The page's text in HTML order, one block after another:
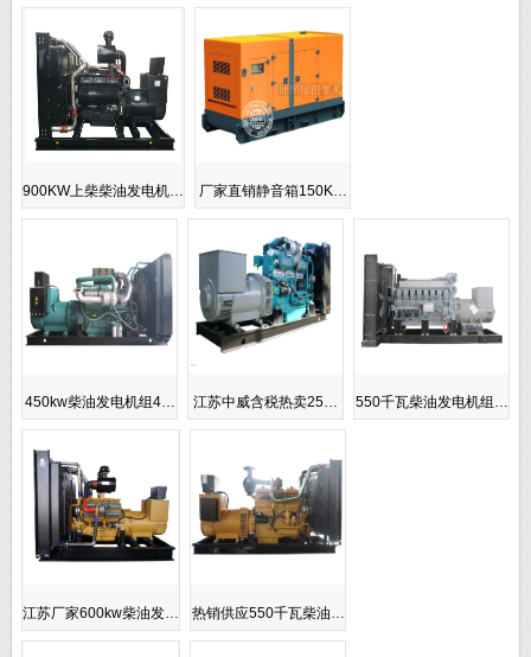
900KW上柴柴油发电机… 厂家直销静音箱150K…
450kw柴油发电机组4… 江苏中威含税热卖25… 550千瓦柴油发电机组…
江苏厂家600kw柴油发… 热销供应550千瓦柴油…